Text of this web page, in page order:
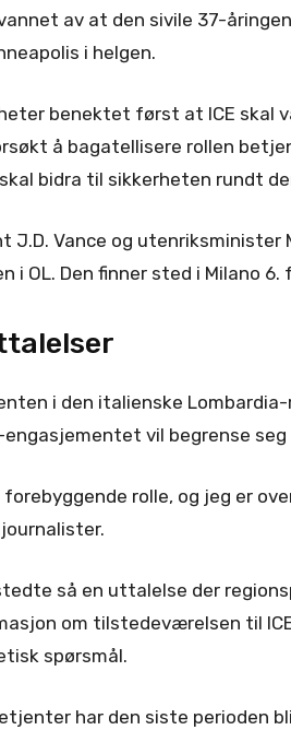
av at den sivile 37-
i helgen.
benektet først at ICE skal
å bagatellisere rollen
bidra til sikkerheten rundt
J.D. Vance og utenriksminister
i OL. Den finner sted i Milano 6.
i den italienske
engasjementet vil begrense
forebyggende rolle, og jeg er
så en uttalelse der
om tilstedeværelsen til
spørsmål.
har den siste perioden